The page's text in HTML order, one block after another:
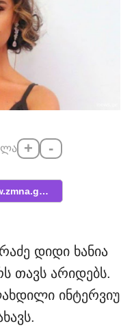
+ -
https://www.zmna.ge/news/chemi-tskhovreb...
დიდი ხანია
თავს არიდებს.
ინტერვიუ